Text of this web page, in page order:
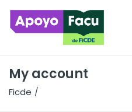
My account
Ficde